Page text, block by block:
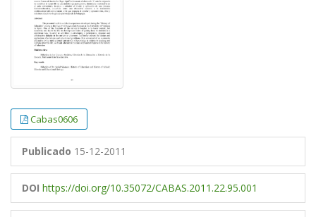
Cabas0606
Publicado 15-12-2011
DOI https://doi.org/10.35072/CABAS.2011.22.95.001